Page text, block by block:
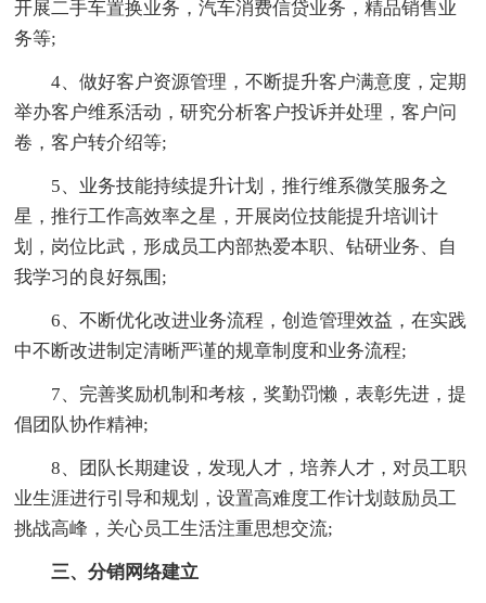
开展二手车置换业务，汽车消费信贷业务，精品销售业
务等;
4、做好客户资源管理，不断提升客户满意度，定期
举办客户维系活动，研究分析客户投诉并处理，客户问
卷，客户转介绍等;
5、业务技能持续提升计划，推行维系微笑服务之
星，推行工作高效率之星，开展岗位技能提升培训计
划，岗位比武，形成员工内部热爱本职、钻研业务、自
我学习的良好氛围;
6、不断优化改进业务流程，创造管理效益，在实践
中不断改进制定清晰严谨的规章制度和业务流程;
7、完善奖励机制和考核，奖勤罚懒，表彰先进，提
倡团队协作精神;
8、团队长期建设，发现人才，培养人才，对员工职
业生涯进行引导和规划，设置高难度工作计划鼓励员工
挑战高峰，关心员工生活注重思想交流;
三、分销网络建立